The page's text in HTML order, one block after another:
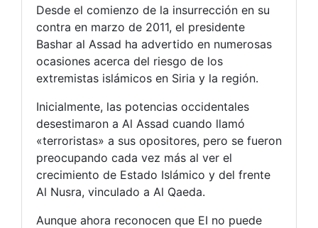
Desde el comienzo de la insurrección en su
contra en marzo de 2011, el presidente
Bashar al Assad ha advertido en numerosas
ocasiones acerca del riesgo de los
extremistas islámicos en Siria y la región.
Inicialmente, las potencias occidentales
desestimaron a Al Assad cuando llamó
«terroristas» a sus opositores, pero se fueron
preocupando cada vez más al ver el
crecimiento de Estado Islámico y del frente
Al Nusra, vinculado a Al Qaeda.
Aunque ahora reconocen que EI no puede